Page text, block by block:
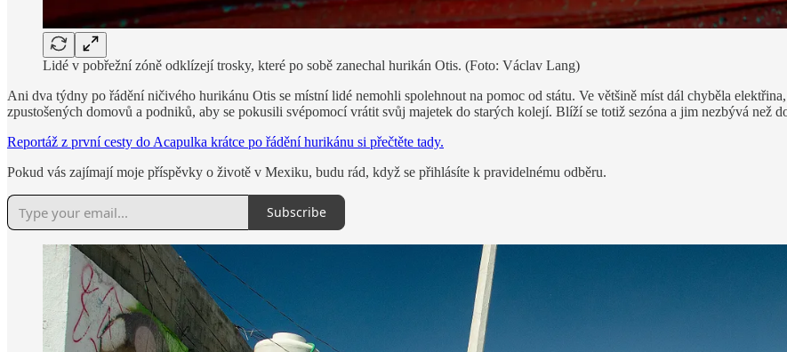
Lidé v pobřežní zóně odklízejí trosky, které po sobě zanechal hurikán Otis. (Foto: Václav Lang)
Ani dva týdny po řádění ničivého hurikánu Otis se místní lidé nemohli spolehnout na pomoc od státu. Ve většině míst dál chyběla
zpustošených domovů a podniků, aby se pokusili svépomocí vrátit svůj majetek do starých kolejí. Blíží se totiž sezóna a jim nezbývá než
Reportáž z první cesty do Acapulka krátce po řádění hurikánu si přečtěte tady.
Pokud vás zajímají moje příspěvky o životě v Mexiku, budu rád, když se přihlásíte k pravidelnému odběru.
Subscribe